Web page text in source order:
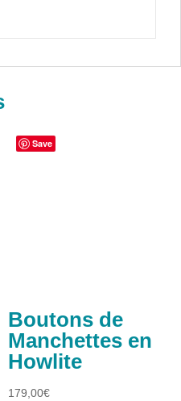
Save
Boutons de
Manchettes en
Howlite
179,00€